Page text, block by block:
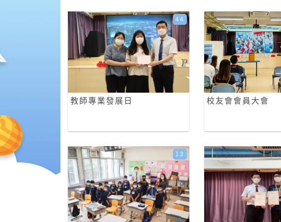
教師專業發展日
44
校友會會員大會
13